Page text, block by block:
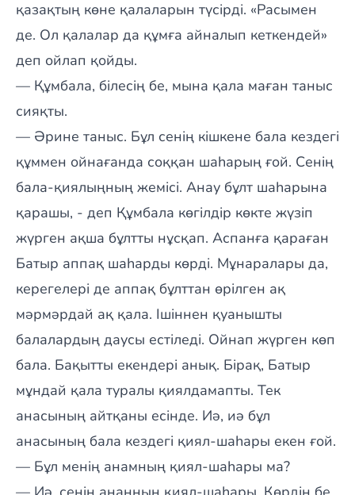
қазақтың көне қалаларын түсірді. «Расымен
де. Ол қалалар да құмға айналып кеткендей»
деп ойлап қойды.
— Құмбала, білесің бе, мына қала маған таныс
сияқты.
— Әрине таныс. Бұл сенің кішкене бала кездегі
құммен ойнағанда соққан шаһарың ғой. Сенің
бала-қиялыңның жемісі. Анау бұлт шаһарына
қарашы, - деп Құмбала көгілдір көкте жүзіп
жүрген ақша бұлтты нұсқап. Аспанға қараған
Батыр аппақ шаһарды көрді. Мұнаралары да,
керегелері де аппақ бұлттан өрілген ақ
мәрмәрдай ақ қала. Ішіннен қуанышты
балалардың даусы естіледі. Ойнап жүрген көп
бала. Бақытты екендері анық. Бірақ, Батыр
мұндай қала туралы қиялдамапты. Тек
анасының айтқаны есінде. Иә, иә бұл
анасының бала кездегі қиял-шаһары екен ғой.
— Бұл менің анамның қиял-шаһары ма?